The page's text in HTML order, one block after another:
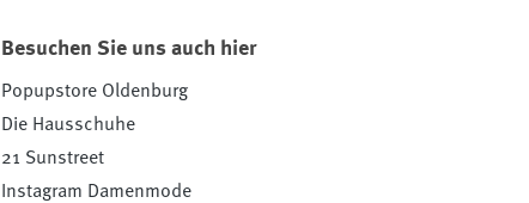
Besuchen Sie uns auch hier
Popupstore Oldenburg
Die Hausschuhe
21 Sunstreet
Instagram Damenmode